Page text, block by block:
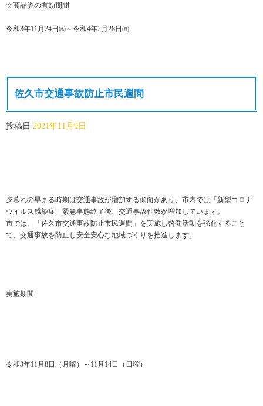
☆商品券の有効期間
令和3年11月24日㈬～令和4年2月28日㈪
佐久市交通事故防止市民週間
投稿日 2021年11月9日
夕暮れの早まる時期は交通事故が増加する傾向があり、市内では「新型コロナ
ウイルス感染症」緊急事態終了後、交通事故件数が増加しています。
市では、「佐久市交通事故防止市民週間」を実施し啓発活動を強化すること
で、交通事故を防止し安全安心な地域づくりを推進します。
実施期間
令和3年11月8日（月曜）～11月14日（日曜）